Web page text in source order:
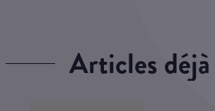
articles